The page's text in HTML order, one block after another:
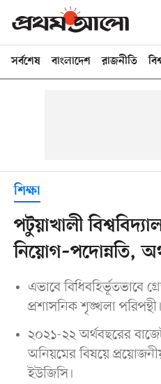
সর্বশেষ বাংলাদেশ রাজনীতি
শিক্ষা
পটুয়াখালী
নিয়োগ–পদোন্নতি,
এভাবে বিধিবহির্ভূতভাবে
প্রশাসনিক শৃঙ্খলা পরিপন্থী।
২০২১-২২ অর্থবছরের
অনিয়মের বিষয়ে
ইউজিসি।